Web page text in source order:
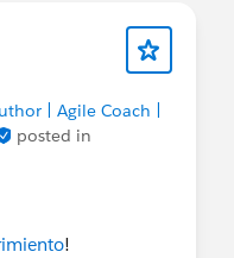
dijo el maestro
no ganan
| Agile Coach |
posted in
!